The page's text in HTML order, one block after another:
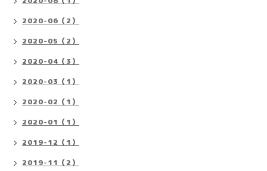
2020-06（2）
2020-05（2）
2020-04（3）
2020-03（1）
2020-02（1）
2020-01（1）
2019-12（1）
2019-11（2）